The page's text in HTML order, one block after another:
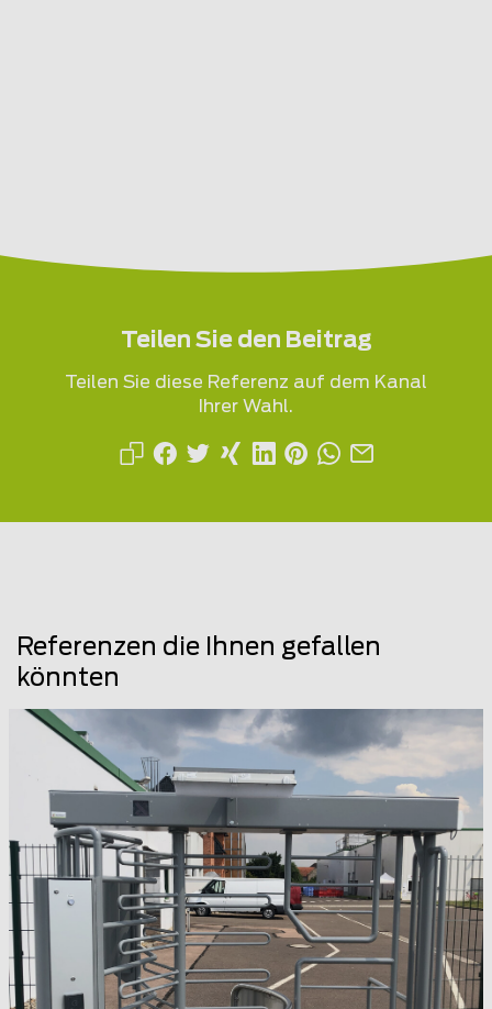
Teilen Sie den Beitrag
Teilen Sie diese Referenz auf dem Kanal
Ihrer Wahl.
Referenzen die Ihnen gefallen
könnten